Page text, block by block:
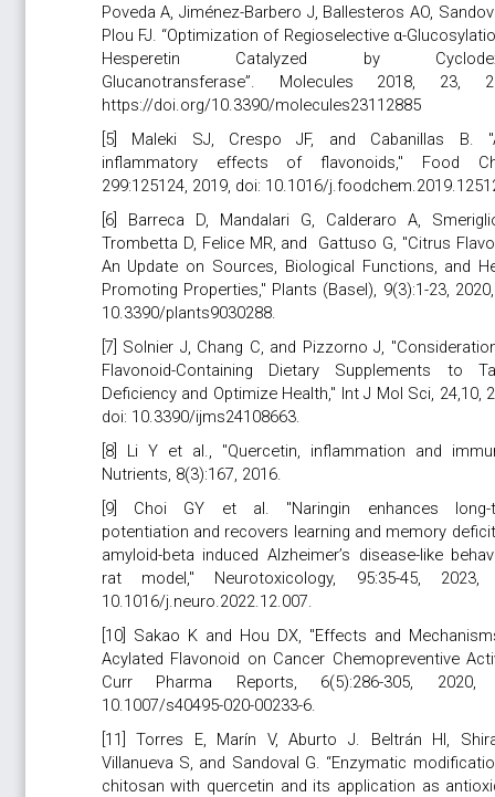
Poveda A, Jiménez-Barbero J, Ballesteros AO,
Plou FJ. “Optimization of Regioselective α-
Hesperetin Catalyzed by
Glucanotransferase”. Molecules 2018, 23,
https://doi.org/10.3390/molecules23112885
[5] Maleki SJ, Crespo JF, and Cabanillas B.
inflammatory effects of flavonoids," Food
299:125124, 2019, doi: 10.1016/
[6] Barreca D, Mandalari G, Calderaro A,
Trombetta D, Felice MR, and Gattuso G, "Citrus
An Update on Sources, Biological Functions, and
Promoting Properties," Plants (Basel), 9(3):1-23,
10.3390/plants9030288.
[7] Solnier J, Chang C, and Pizzorno J,
Flavonoid-Containing Dietary Supplements to
Deficiency and Optimize Health," Int J Mol Sci, 24,10,
doi: 10.3390/ijms24108663.
[8] Li Y et al., "Quercetin, inflammation and
Nutrients, 8(3):167, 2016.
[9] Choi GY et al. "Naringin enhances long-
potentiation and recovers learning and memory
amyloid-beta induced Alzheimer’s disease-like
rat model," Neurotoxicology, 95:35-45, 2023,
10.1016/j.neuro.2022.12.007.
[10] Sakao K and Hou DX, "Effects and
Acylated Flavonoid on Cancer Chemopreventive
Curr Pharma Reports, 6(5):286-305, 2020,
10.1007/s40495-020-00233-6.
[11] Torres E, Marín V, Aburto J. Beltrán HI,
Villanueva S, and Sandoval G. “Enzymatic
chitosan with quercetin and its application as